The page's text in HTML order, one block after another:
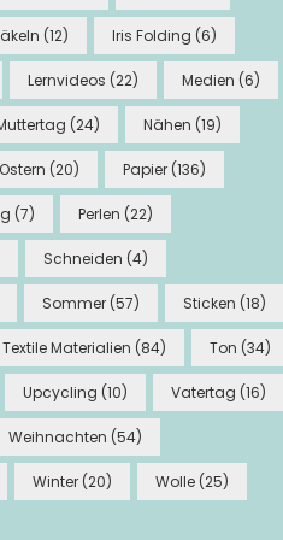
(12) Iris Folding (6)
Lernvideos (22) Medien (6)
(24) Nähen (19)
Ostern (20) Papier (136)
(7) Perlen (22)
Schneiden (4)
Sommer (57) Sticken (18)
Textile Materialien (84) Ton (34)
Upcycling (10) Vatertag (16)
Weihnachten (54)
Winter (20) Wolle (25)